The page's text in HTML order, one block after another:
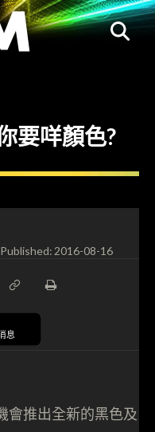
要咩顏色?
Published:2016-08-16
息
會推出全新的黑色及